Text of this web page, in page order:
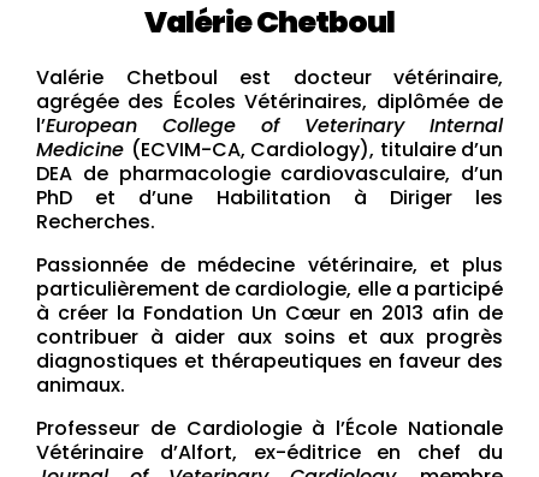
Valérie Chetboul
Valérie Chetboul est docteur vétérinaire,
agrégée des Écoles Vétérinaires, diplômée de
l’European College of Veterinary Internal
Medicine (ECVIM-CA, Cardiology), titulaire d’un
DEA de pharmacologie cardiovasculaire, d’un
PhD et d’une Habilitation à Diriger les
Recherches.
Passionnée de médecine vétérinaire, et plus
particulièrement de cardiologie, elle a participé
à créer la Fondation Un Cœur en 2013 afin de
contribuer à aider aux soins et aux progrès
diagnostiques et thérapeutiques en faveur des
animaux.
Professeur de Cardiologie à l’École Nationale
Vétérinaire d’Alfort, ex-éditrice en chef du